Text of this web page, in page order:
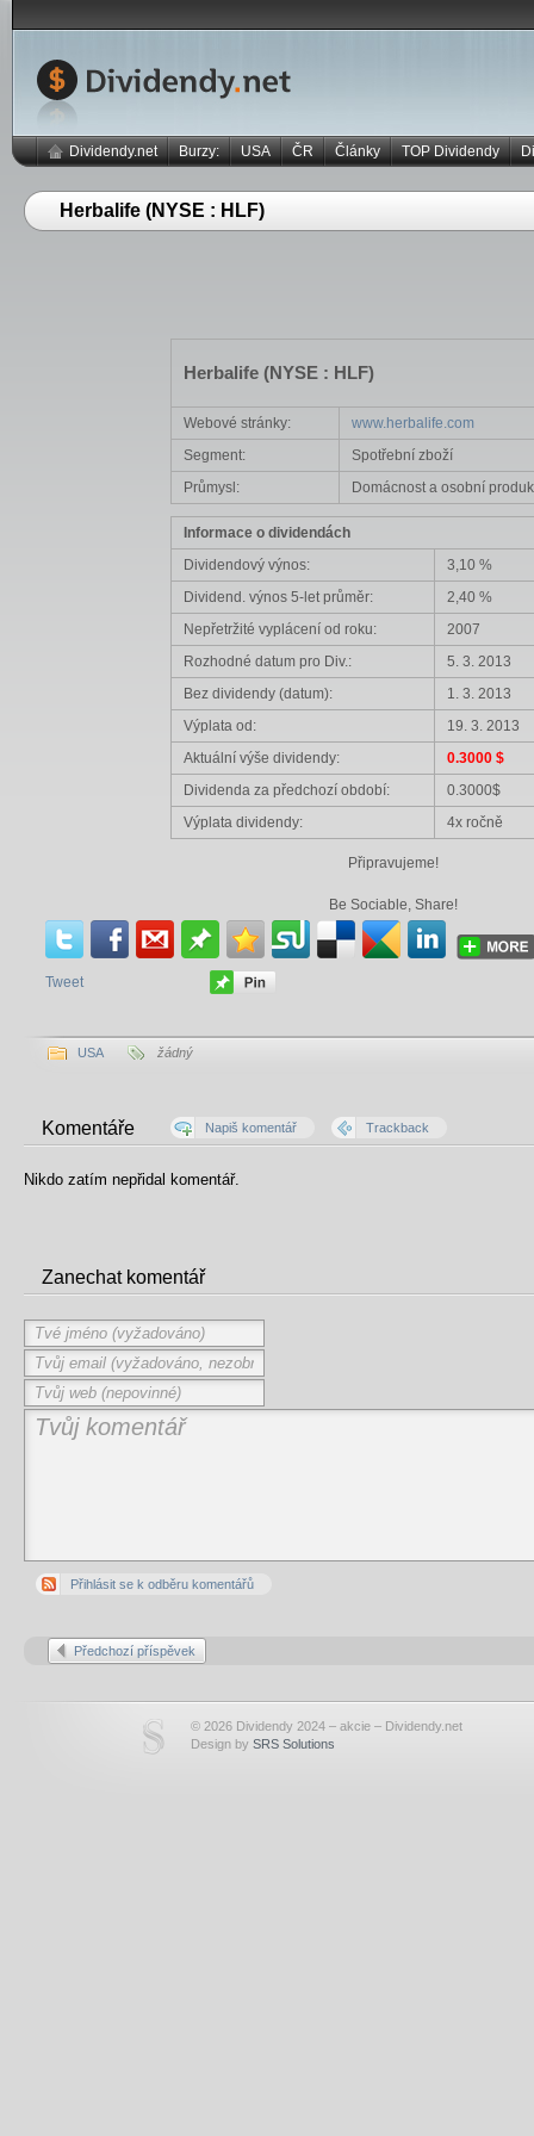
Dividendy.net Burzy: USA ČR Články TOP Dividendy
Herbalife (NYSE : HLF)
Herbalife (NYSE : HLF)
Webové stránky:
www.herbalife.com
Segment:
Spotřební zboží
Průmysl:
Domácnost a osobní
Informace o dividendách
Dividendový výnos:
3,10 %
Dividend. výnos 5-let průměr:
2,40 %
Nepřetržité vyplácení od roku:
2007
Rozhodné datum pro Div.:
5. 3. 2013
Bez dividendy (datum):
1. 3. 2013
Výplata od:
19. 3. 2013
Aktuální výše dividendy:
0.3000 $
Dividenda za předchozí období:
0.3000$
Výplata dividendy:
4x ročně
Připravujeme!
Be Sociable, Share!
Tweet
USA žádný
Komentáře Napiš komentář Trackback
Nikdo zatím nepřidal komentář.
Zanechat komentář
Přihlásit se k odběru komentářů
Předchozí příspěvek
© 2026 Dividendy 2024 – akcie – Dividendy.net
Design by SRS Solutions